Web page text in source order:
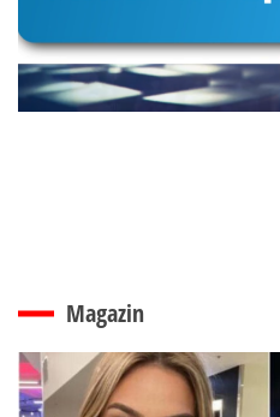
Magazin